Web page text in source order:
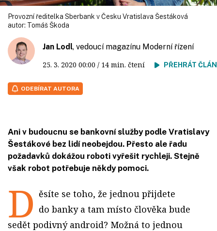
Provozní ředitelka Sberbank v Česku Vratislava Šestáková
autor: Tomáš Škoda
Jan Lodl, vedoucí magazínu Moderní řízení
25. 3. 2020 00:00 / 14 min. čtení PŘEHRÁT
ODEBÍRAT AUTORA
Ani v budoucnu se bankovní služby podle Vratislavy
Šestákové bez lidí neobejdou. Přesto ale řadu
požadavků dokážou roboti vyřešit rychleji. Stejně
však robot potřebuje někdy pomoci.
D ěsíte se toho, že jednou přijdete
do banky a tam místo člověka bude
sedět podivný android? Možná to jednou